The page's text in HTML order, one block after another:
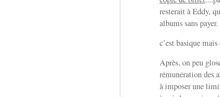
resterait à Eddy,
albums sans payer.
c’est basique
Après, on peu
rémunération des
à imposer une